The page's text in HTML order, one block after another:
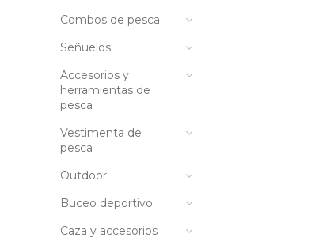
Combos de pesca
Señuelos
Accesorios y
herramientas de
pesca
Vestimenta de
pesca
Outdoor
Buceo deportivo
Caza y accesorios